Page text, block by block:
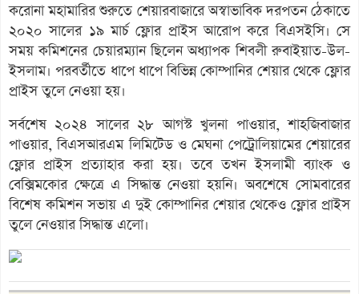
করোনা মহামারির শুরুতে শেয়ারবাজারে অস্বাভাবিক দরপতন ঠেকাতে
২০২০ সালের ১৯ মার্চ ফ্লোর প্রাইস আরোপ করে বিএসইসি। সে
সময় কমিশনের চেয়ারম্যান ছিলেন অধ্যাপক শিবলী রুবাইয়াত-উল-
ইসলাম। পরবর্তীতে ধাপে ধাপে বিভিন্ন কোম্পানির শেয়ার থেকে ফ্লোর
প্রাইস তুলে নেওয়া হয়।
সর্বশেষ ২০২৪ সালের ২৮ আগস্ট খুলনা পাওয়ার, শাহজিবাজার
পাওয়ার, বিএসআরএম লিমিটেড ও মেঘনা পেট্রোলিয়ামের শেয়ারের
ফ্লোর প্রাইস প্রত্যাহার করা হয়। তবে তখন ইসলামী ব্যাংক ও
বেক্সিমকোর ক্ষেত্রে এ সিদ্ধান্ত নেওয়া হয়নি। অবশেষে সোমবারের
বিশেষ কমিশন সভায় এ দুই কোম্পানির শেয়ার থেকেও ফ্লোর প্রাইস
তুলে নেওয়ার সিদ্ধান্ত এলো।